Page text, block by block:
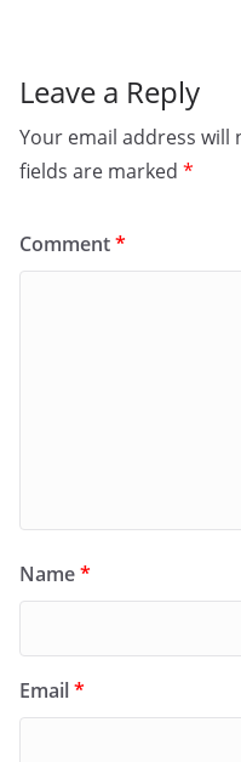
Leave a Reply
Your email address will
fields are marked *
Comment*
Name*
Email*